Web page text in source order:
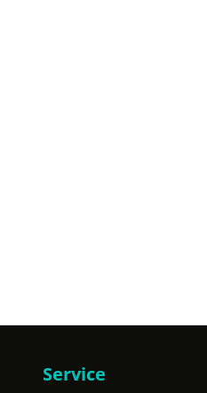
Service